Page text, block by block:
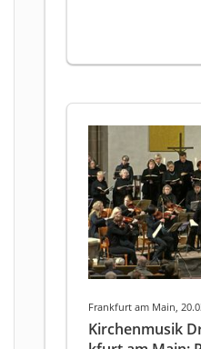
Frankfurt am Main,
Kirchenmusik